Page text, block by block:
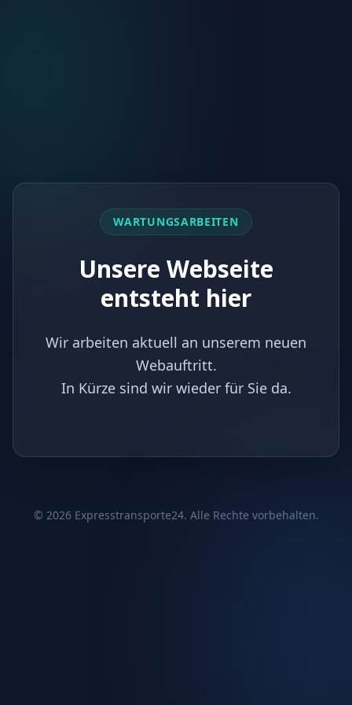
WARTUNGSARBEITEN
Unsere Webseite
entsteht hier
Wir arbeiten aktuell an unserem neuen
Webauftritt.
In Kürze sind wir wieder für Sie da.
© 2026Expresstransporte24. Alle Rechte vorbehalten.